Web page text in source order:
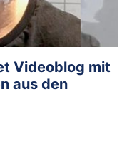
Videoblog mit
aus den